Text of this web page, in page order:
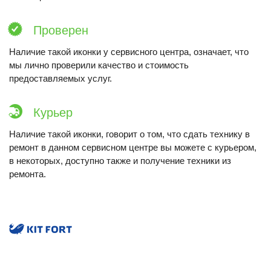
Проверен
Наличие такой иконки у сервисного центра, означает, что
мы лично проверили качество и стоимость
предоставляемых услуг.
Курьер
Наличие такой иконки, говорит о том, что сдать технику в
ремонт в данном сервисном центре вы можете с курьером,
в некоторых, доступно также и получение техники из
ремонта.